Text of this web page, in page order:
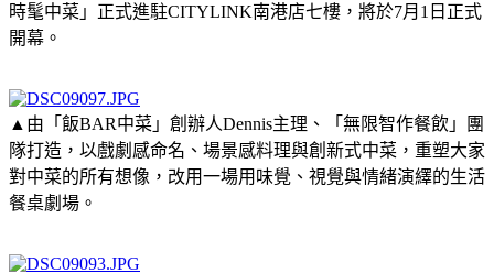
時髦中菜」正式進駐CITYLINK南港店七樓，將於7月1日正式
開幕。
▲由「飯BAR中菜」創辦人Dennis主理、「無限智作餐飲」團
隊打造，以戲劇感命名、場景感料理與創新式中菜，重塑大家
對中菜的所有想像，改用一場用味覺、視覺與情緒演繹的生活
餐桌劇場。